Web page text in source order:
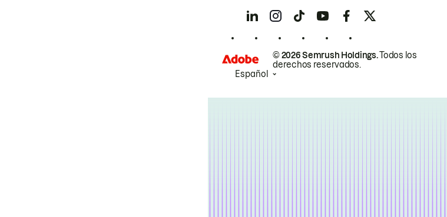
© 2026 Semrush Holdings.Todos los
derechos reservados.
Español